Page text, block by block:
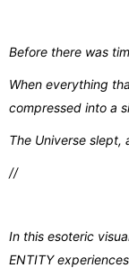
Before there was
When everything
compressed into a
The Universe slept,
//
In this esoteric
ENTITY